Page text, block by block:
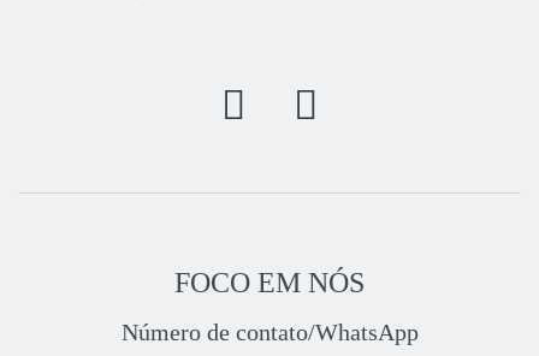
FOCO EM NÓS
Número de contato/WhatsApp